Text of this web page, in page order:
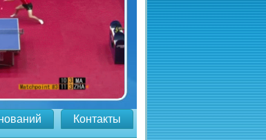
Контакты